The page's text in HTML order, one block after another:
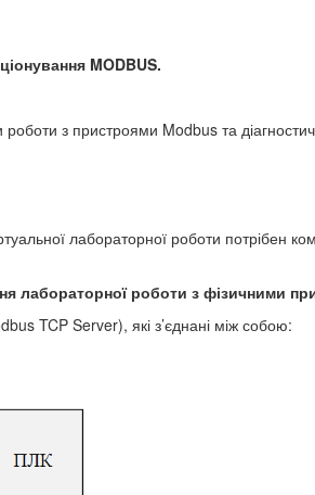
MODBUS.
з пристроями Modbus та
лабораторної роботи потрібен
лабораторної роботи з фізичними
TCP Server), які з’єднані між собою: